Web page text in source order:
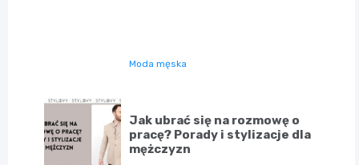
Moda męska
Jak ubrać się na rozmowę o
pracę? Porady i stylizacje dla
mężczyzn